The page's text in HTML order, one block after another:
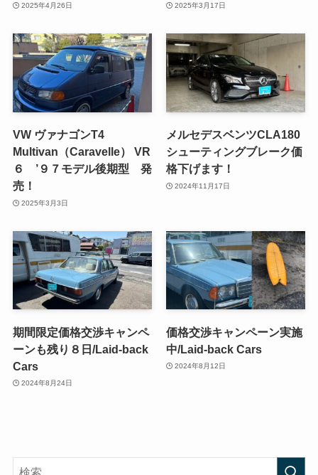
2025年4月26日 2025年3月17日
VW ヴァナゴンT4
Multivan（Caravelle） VR
６ ’９７モデル後期型 発
売！
2025年3月3日
メルセデスベンツCLA180
シューティングブレーク価
格下げます！
2024年11月17日
期間限定価格交渉キャンペ
ーンも残り８日/Laid-back
Cars
2024年8月24日
価格交渉キャンペーン実施
中/Laid-back Cars
2024年8月12日